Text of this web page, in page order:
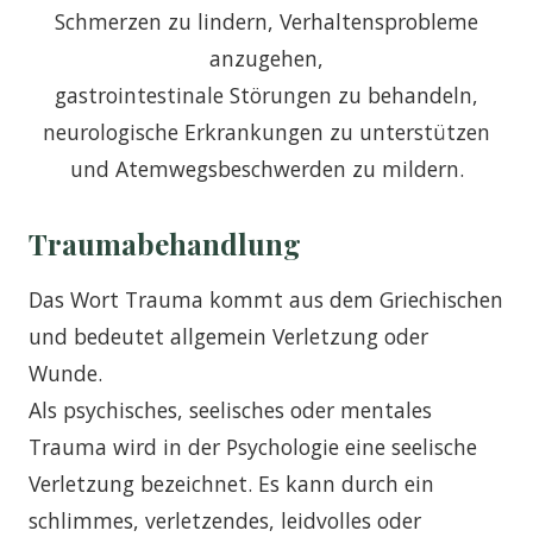
Schmerzen zu lindern, Verhaltensprobleme
anzugehen,
gastrointestinale Störungen zu behandeln,
neurologische Erkrankungen zu unterstützen
und Atemwegsbeschwerden zu mildern.
Traumabehandlung
Das Wort Trauma kommt aus dem Griechischen
und bedeutet allgemein Verletzung oder
Wunde.
Als psychisches, seelisches oder mentales
Trauma wird in der Psychologie eine seelische
Verletzung bezeichnet. Es kann durch ein
schlimmes, verletzendes, leidvolles oder